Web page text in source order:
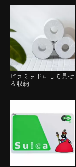
ピラミッドにして見せ
る収納